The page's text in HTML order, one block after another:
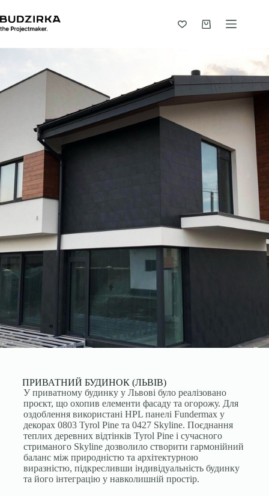
ПРИВАТНИЙ БУДИНОК (ЛЬВІВ)
У приватному будинку у Львові було реалізовано
проєкт, що охопив елементи фасаду та огорожу. Для
оздоблення використані HPL панелі Fundermax у
декорах 0803 Tyrol Pine та 0427 Skyline. Поєднання
теплих деревних відтінків Tyrol Pine і сучасного
стриманого Skyline дозволило створити гармонійний
баланс між природністю та архітектурною
виразністю, підкресливши індивідуальність будинку
та його інтеграцію у навколишній простір.